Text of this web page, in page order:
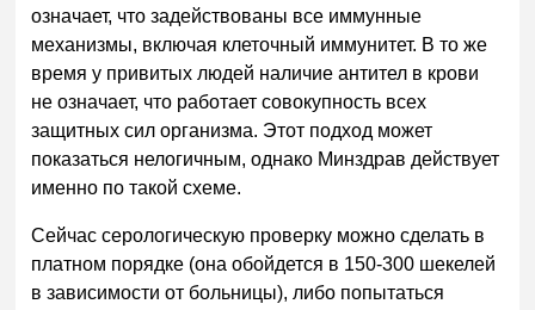
означает, что задействованы все иммунные
механизмы, включая клеточный иммунитет. В то же
время у привитых людей наличие антител в крови
не означает, что работает совокупность всех
защитных сил организма. Этот подход может
показаться нелогичным, однако Минздрав действует
именно по такой схеме.
Сейчас серологическую проверку можно сделать в
платном порядке (она обойдется в 150-300 шекелей
в зависимости от больницы), либо попытаться